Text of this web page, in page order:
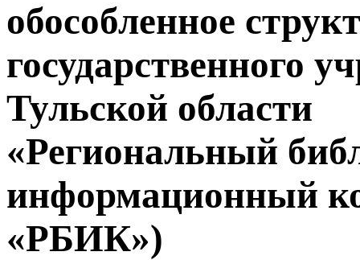
обособленное
государственного
Тульской области
«Региональный
информационный
«РБИК»)